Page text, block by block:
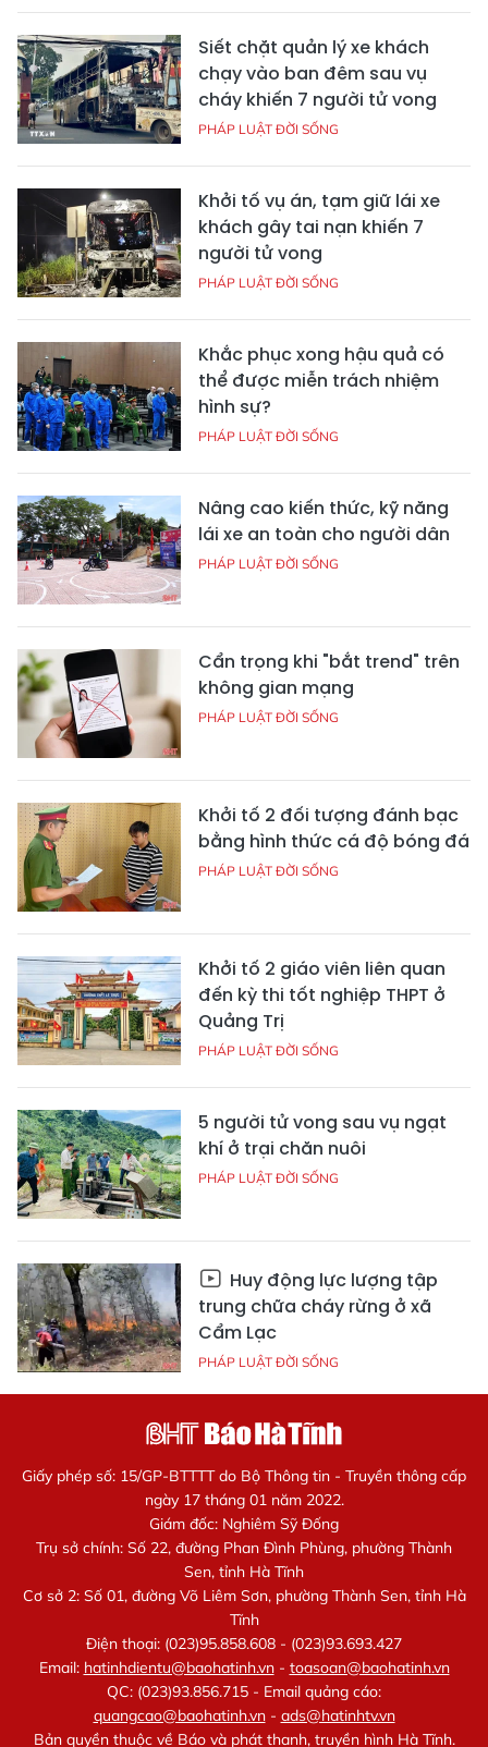
Siết chặt quản lý xe khách
chạy vào ban đêm sau vụ
cháy khiến 7 người tử vong
PHÁP LUẬT ĐỜI SỐNG
Khởi tố vụ án, tạm giữ lái xe
khách gây tai nạn khiến 7
người tử vong
PHÁP LUẬT ĐỜI SỐNG
Khắc phục xong hậu quả có
thể được miễn trách nhiệm
hình sự?
PHÁP LUẬT ĐỜI SỐNG
Nâng cao kiến thức, kỹ năng
lái xe an toàn cho người dân
PHÁP LUẬT ĐỜI SỐNG
Cẩn trọng khi "bắt trend" trên
không gian mạng
PHÁP LUẬT ĐỜI SỐNG
Khởi tố 2 đối tượng đánh bạc
bằng hình thức cá độ bóng đá
PHÁP LUẬT ĐỜI SỐNG
Khởi tố 2 giáo viên liên quan
đến kỳ thi tốt nghiệp THPT ở
Quảng Trị
PHÁP LUẬT ĐỜI SỐNG
5 người tử vong sau vụ ngạt
khí ở trại chăn nuôi
PHÁP LUẬT ĐỜI SỐNG
Huy động lực lượng tập
trung chữa cháy rừng ở xã
Cẩm Lạc
PHÁP LUẬT ĐỜI SỐNG
Giấy phép số: 15/GP-BTTTT do Bộ Thông tin - Truyền thông cấp
ngày 17 tháng 01 năm 2022.
Giám đốc: Nghiêm Sỹ Đống
Trụ sở chính: Số 22, đường Phan Đình Phùng, phường Thành
Sen, tỉnh Hà Tĩnh
Cơ sở 2: Số 01, đường Võ Liêm Sơn, phường Thành Sen, tỉnh Hà
Tĩnh
Điện thoại: (023)95.858.608 - (023)93.693.427
Email: hatinhdientu@baohatinh.vn- toasoan@baohatinh.vn
QC: (023)93.856.715 - Email quảng cáo:
quangcao@baohatinh.vn- ads@hatinhtv.vn
Bản quyền thuộc về Báo và phát thanh, truyền hình Hà Tĩnh.